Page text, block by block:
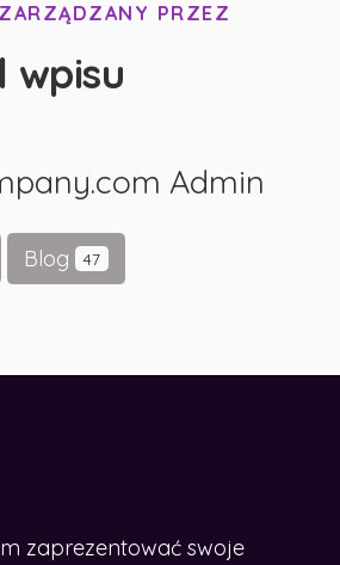
PRZEZ
wpisu
Admin
Blog 47
zaprezentować swoje